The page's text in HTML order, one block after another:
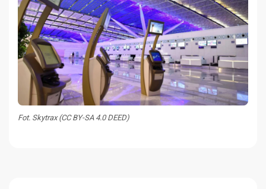
Fot. Skytrax (CC BY-SA 4.0 DEED)